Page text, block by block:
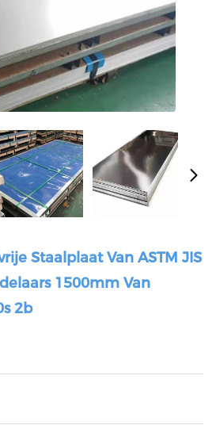
Staalplaat Van ASTM JIS
1500mm Van
2b